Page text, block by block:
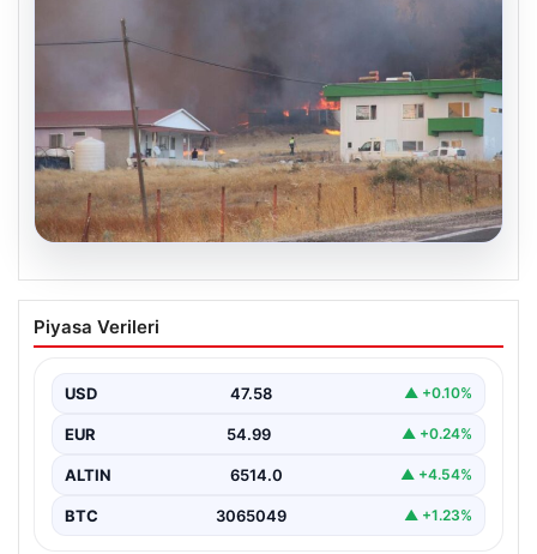
Çanakkale’de ormanlık alanda yangın
çıktı
Piyasa Verileri
USD 47.58 ▲ +0.10%
EUR 54.99 ▲ +0.24%
ALTIN 6514.0 ▲ +4.54%
BTC 3065049 ▲ +1.23%